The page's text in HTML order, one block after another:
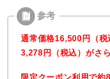
通常価格16,500円（
3,278円（税込）がさ
限定クーポン利用で